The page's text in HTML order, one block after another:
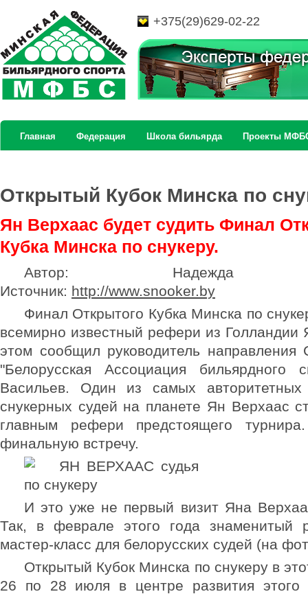
+375(29)629-02-22
Главная Федерация Школа бильярда Проекты
Открытый Кубок Минска по
Ян Верхаас будет судить Финал
Кубка Минска по снукеру.
Автор: Надежда
Источник: http://www.snooker.by
Финал Открытого Кубка Минска по
всемирно известный рефери из
этом сообщил руководитель
"Белорусская Ассоциация бильярдного
Васильев. Один из самых
снукерных судей на планете Ян Верхаас
главным рефери предстоящего
финальную встречу.
И это уже не первый визит Яна
Так, в феврале этого года знаменитый
мастер-класс для белорусских судей (на
Открытый Кубок Минска по снукеру в
26 по 28 июля в центре развития этого